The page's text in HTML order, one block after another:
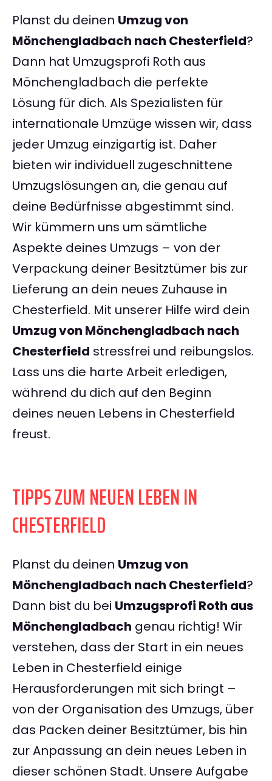
Planst du deinen Umzug von
Mönchengladbach nach Chesterfield?
Dann hat Umzugsprofi Roth aus
Mönchengladbach die perfekte
Lösung für dich. Als Spezialisten für
internationale Umzüge wissen wir, dass
jeder Umzug einzigartig ist. Daher
bieten wir individuell zugeschnittene
Umzugslösungen an, die genau auf
deine Bedürfnisse abgestimmt sind.
Wir kümmern uns um sämtliche
Aspekte deines Umzugs – von der
Verpackung deiner Besitztümer bis zur
Lieferung an dein neues Zuhause in
Chesterfield. Mit unserer Hilfe wird dein
Umzug von Mönchengladbach nach
Chesterfield stressfrei und reibungslos.
Lass uns die harte Arbeit erledigen,
während du dich auf den Beginn
deines neuen Lebens in Chesterfield
freust.
TIPPS ZUM NEUEN LEBEN IN
CHESTERFIELD
Planst du deinen Umzug von
Mönchengladbach nach Chesterfield?
Dann bist du bei Umzugsprofi Roth aus
Mönchengladbach genau richtig! Wir
verstehen, dass der Start in ein neues
Leben in Chesterfield einige
Herausforderungen mit sich bringt –
von der Organisation des Umzugs, über
das Packen deiner Besitztümer, bis hin
zur Anpassung an dein neues Leben in
dieser schönen Stadt. Unsere Aufgabe